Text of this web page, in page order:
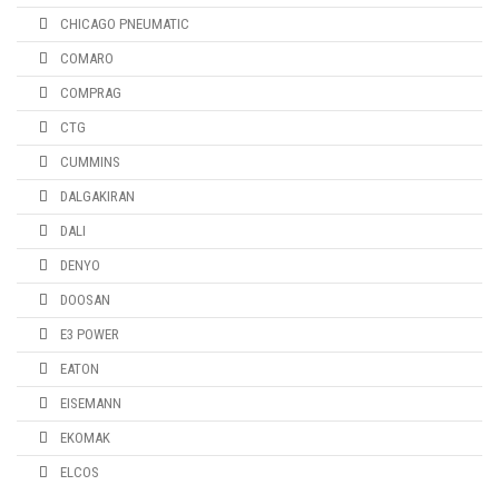
CHICAGO PNEUMATIC
COMARO
COMPRAG
CTG
CUMMINS
DALGAKIRAN
DALI
DENYO
DOOSAN
E3 POWER
EATON
EISEMANN
EKOMAK
ELCOS